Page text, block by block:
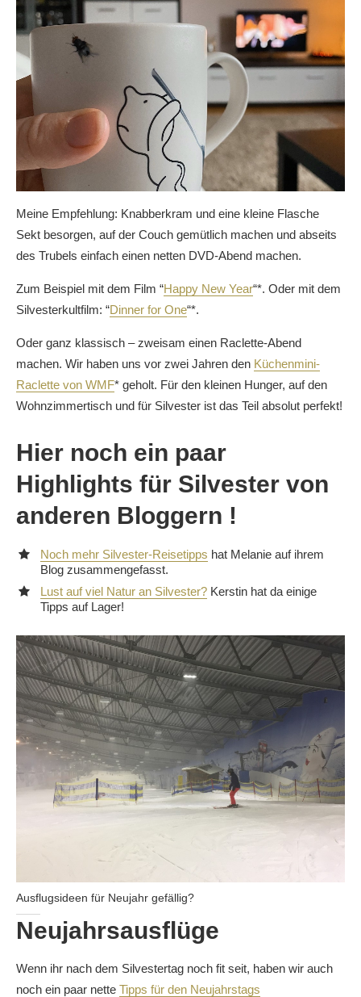
Meine Empfehlung: Knabberkram und eine kleine Flasche
Sekt besorgen, auf der Couch gemütlich machen und abseits
des Trubels einfach einen netten DVD-Abend machen.
Zum Beispiel mit dem Film “Happy New Year“*. Oder mit dem
Silvesterkultfilm: “Dinner for One“*.
Oder ganz klassisch – zweisam einen Raclette-Abend
machen. Wir haben uns vor zwei Jahren den Küchenmini-
Raclette von WMF* geholt. Für den kleinen Hunger, auf den
Wohnzimmertisch und für Silvester ist das Teil absolut perfekt!
Hier noch ein paar
Highlights für Silvester von
anderen Bloggern !
Noch mehr Silvester-Reisetipps hat Melanie auf ihrem
Blog zusammengefasst.
Lust auf viel Natur an Silvester? Kerstin hat da einige
Tipps auf Lager!
Ausflugsideen für Neujahr gefällig?
Neujahrsausflüge
Wenn ihr nach dem Silvestertag noch fit seit, haben wir auch
noch ein paar nette Tipps für den Neujahrstags